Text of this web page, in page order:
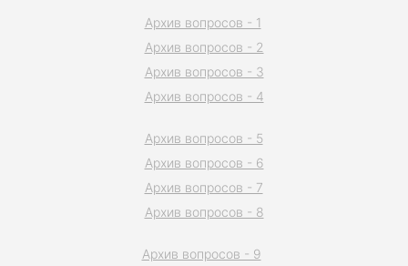
Архив вопросов - 1
Архив вопросов - 2
Архив вопросов - 3
Архив вопросов - 4
Архив вопросов - 5
Архив вопросов - 6
Архив вопросов - 7
Архив вопросов - 8
Архив вопросов - 9